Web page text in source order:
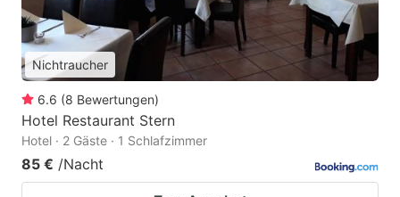
Nichtraucher
6.6 (8 Bewertungen)
Hotel Restaurant Stern
Hotel · 2 Gäste · 1 Schlafzimmer
85 € /Nacht